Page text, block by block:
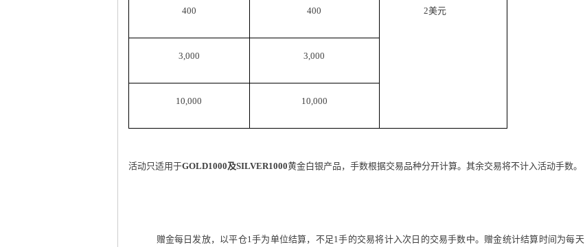
400 400 2美元
3,000 3,000
10,000 10,000
活动只适用于GOLD1000及SILVER1000黄金白银产品，手数根据交易品种分开计算。其余交易将不计入活动手数。
赠金每日发放，以平仓1手为单位结算，不足1手的交易将计入次日的交易手数中。赠金统计结算时间为每天